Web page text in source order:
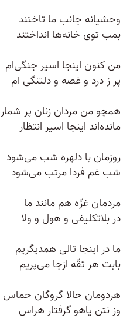
وحشیانه جانب ما تاختند
بمب توی خانه‌ها انداختند
من کنون اینجا اسیر جنگی‌ام
پر ز درد و غصه و دلتنگی ام
همچو من مردان زنان پر شمار
مانده‌اند اینجا اسیر انتظار
روزمان با دلهره شب می‌شود
شب غم فردا مرتب می‌شود
مردمان غزّه هم مانند ما
در بلاتکلیفی و هول و ولا
ما در اینجا تالی همدیگریم
بابت هر تقّه ازجا می‌پریم
هردومان حالا گروگان حماس
وز نتن یاهو گرفتار هراس